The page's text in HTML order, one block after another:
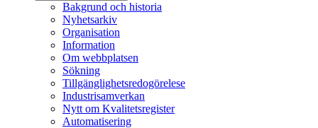
Bakgrund och historia
Nyhetsarkiv
Organisation
Information
Om webbplatsen
Sökning
Tillgänglighetsredogörelese
Industrisamverkan
Nytt om Kvalitetsregister
Automatisering